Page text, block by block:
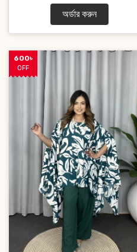
অর্ডার করুন
600৳
OFF